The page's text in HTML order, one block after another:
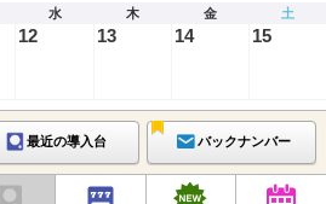
水 木 金 土
12 13 14 15
最近の導入台 バックナンバー